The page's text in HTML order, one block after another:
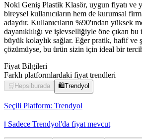
Noki Geniş Plastik Klasör, uygun fiyatı ve
bireysel kullanıcıların hem de kurumsal
adaydır. Kullanıcıların %90'ından yüksek
dayanıklılığı ve işlevselliğiyle öne çıkan
büyük kolaylık sağlar. Eğer pratik, hafif ve
çözümüyse, bu ürün sizin için ideal bir
Fiyat Bilgileri
Farklı platformlardaki fiyat trendleri
🛒 Hepsiburada 🛍️Trendyol
Seçili Platform: Trendyol
ℹ️ Sadece Trendyol'da fiyat mevcut